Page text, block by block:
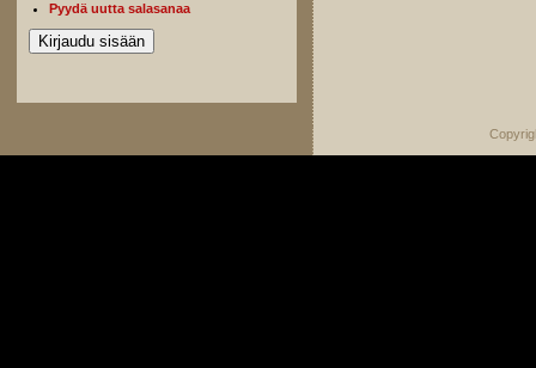
Pyydä uutta salasanaa